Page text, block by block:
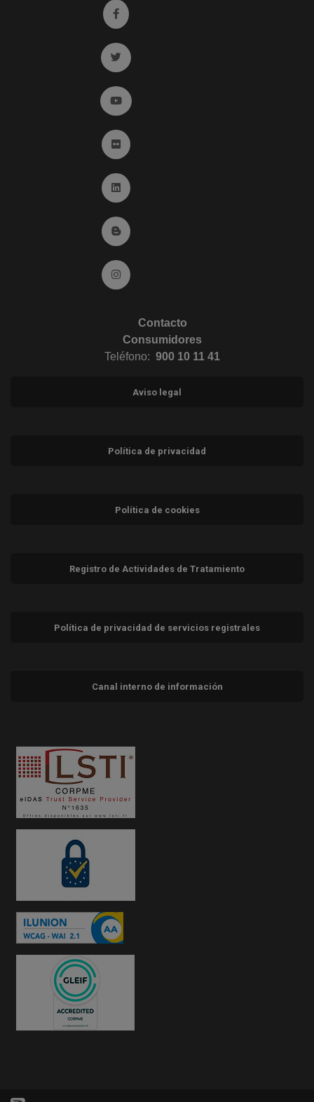
Ir a facebook (abre en ventana nueva)
Ir a twitter (abre en ventana nueva)
Ir a YouTube (abre en ventana nueva)
Ir a Flickr (abre en ventana nueva)
Ir a Linkedin (abre en ventana nueva)
Ir al Blog (abre en ventana nueva)
Ir a Instagram (abre en ventana nueva)
Contacto
Consumidores
Teléfono: 900 10 11 41
Aviso legal
Política de privacidad
Política de cookies
Registro de Actividades de Tratamiento
Política de privacidad de servicios registrales
Canal interno de información